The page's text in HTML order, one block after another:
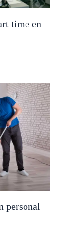
time en
personal